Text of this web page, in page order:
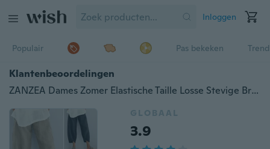
Inloggen
Populair Pas bekeken
Klantenbeoordelingen
ZANZEA Dames Zomer Elastische Taille Losse Stevige Broek Dames Katoenen Linnen Broek
GLOBAAL
3.9